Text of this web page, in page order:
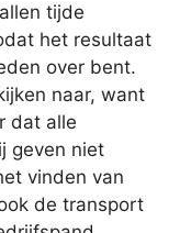
tijde
het resultaat
over bent.
naar, want
dat alle
geven niet
vinden van
de transport